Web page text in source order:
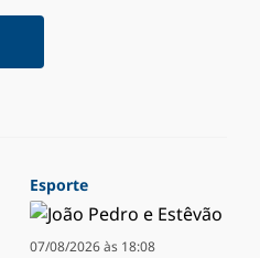
Esporte
07/08/2026 às 18:08